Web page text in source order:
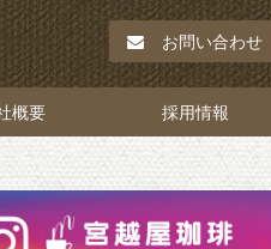
お問い合わせ
概要 採用情報